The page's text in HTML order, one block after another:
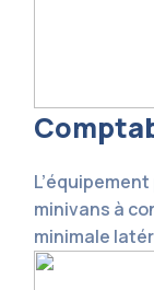
minivans à
minimale